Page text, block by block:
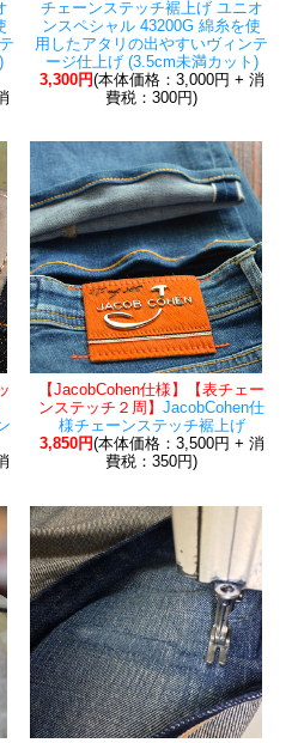
チェーンステッチ裾上げ ユニオ
ンスペシャル 43200G 綿糸を使
用したアタリの出やすいヴィンテ
ージ仕上げ (3.5cm未満カット)
3,300円(本体価格：3,000円 + 消
費税：300円)
【JacobCohen仕様】【表チェー
ンステッチ２周】JacobCohen仕
様チェーンステッチ裾上げ
3,850円(本体価格：3,500円 + 消
費税：350円)